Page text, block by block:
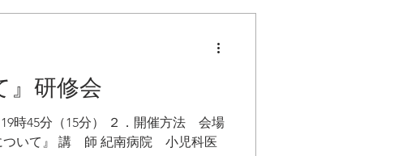
』研修会
時45分（15分） ２．開催方法 会場
南病院 小児科医